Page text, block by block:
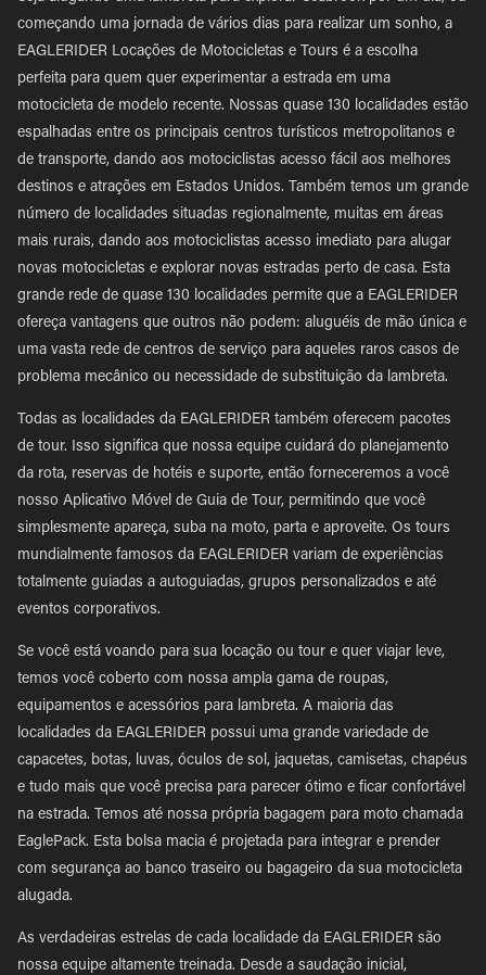
começando uma jornada de vários dias para realizar um sonho, a
EAGLERIDER Locações de Motocicletas e Tours é a escolha
perfeita para quem quer experimentar a estrada em uma
motocicleta de modelo recente. Nossas quase 130 localidades estão
espalhadas entre os principais centros turísticos metropolitanos e
de transporte, dando aos motociclistas acesso fácil aos melhores
destinos e atrações em Estados Unidos. Também temos um grande
número de localidades situadas regionalmente, muitas em áreas
mais rurais, dando aos motociclistas acesso imediato para alugar
novas motocicletas e explorar novas estradas perto de casa. Esta
grande rede de quase 130 localidades permite que a EAGLERIDER
ofereça vantagens que outros não podem: aluguéis de mão única e
uma vasta rede de centros de serviço para aqueles raros casos de
problema mecânico ou necessidade de substituição da lambreta.
Todas as localidades da EAGLERIDER também oferecem pacotes
de tour. Isso significa que nossa equipe cuidará do planejamento
da rota, reservas de hotéis e suporte, então forneceremos a você
nosso Aplicativo Móvel de Guia de Tour, permitindo que você
simplesmente apareça, suba na moto, parta e aproveite. Os tours
mundialmente famosos da EAGLERIDER variam de experiências
totalmente guiadas a autoguiadas, grupos personalizados e até
eventos corporativos.
Se você está voando para sua locação ou tour e quer viajar leve,
temos você coberto com nossa ampla gama de roupas,
equipamentos e acessórios para lambreta. A maioria das
localidades da EAGLERIDER possui uma grande variedade de
capacetes, botas, luvas, óculos de sol, jaquetas, camisetas, chapéus
e tudo mais que você precisa para parecer ótimo e ficar confortável
na estrada. Temos até nossa própria bagagem para moto chamada
EaglePack. Esta bolsa macia é projetada para integrar e prender
com segurança ao banco traseiro ou bagageiro da sua motocicleta
alugada.
As verdadeiras estrelas de cada localidade da EAGLERIDER são
nossa equipe altamente treinada. Desde a saudação inicial,